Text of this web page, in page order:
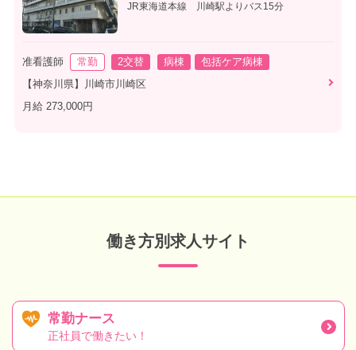
JR東海道本線 川崎駅よりバス15分
准看護師 常勤 2交替 病棟
包括ケア病棟
【神奈川県】川崎市川崎区
月給 273,000円
働き方別求人サイト
常勤ナース
正社員で働きたい！